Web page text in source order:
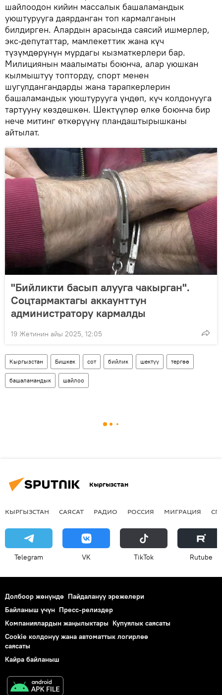
шайлоодон кийин массалык башаламандык
уюштурууга даярданган топ кармалганын
билдирген. Алардын арасында саясий ишмерлер,
экс-депутаттар, мамлекеттик жана күч
түзүмдөрүнүн мурдагы кызматкерлери бар.
Милициянын маалыматы боюнча, алар уюшкан
кылмыштуу топторду, спорт менен
шугулдангандарды жана тарапкерлерин
башаламандык уюштурууга үндөп, күч колдонууга
тартууну көздөшкөн. Шектүүлөр өлкө боюнча бир
нече митинг өткөрүүнү пландаштырышканы
айтылат.
"Бийликти басып алууга чакырган".
Соцтармактагы аккаунттун
администратору кармалды
19 Жетинин айы 2025, 12:05
Кыргызстан Бишкек сот бийлик шектүү тергөө
башаламандык шайлоо
Кыргызстан
КЫРГЫЗСТАН САЯСАТ РАДИО РОССИЯ МИГРАЦИЯ
Telegram VK ТikТоk Rutube
Долбоор жөнүндө Пайдалануу эрежелери
Байланыш үчүн Пресс-релиздер
Компаниялардын жаңылыктары Купуялык саясаты
Cookie колдонуу жана автоматтык логирлөө
саясаты
Кайра байланыш